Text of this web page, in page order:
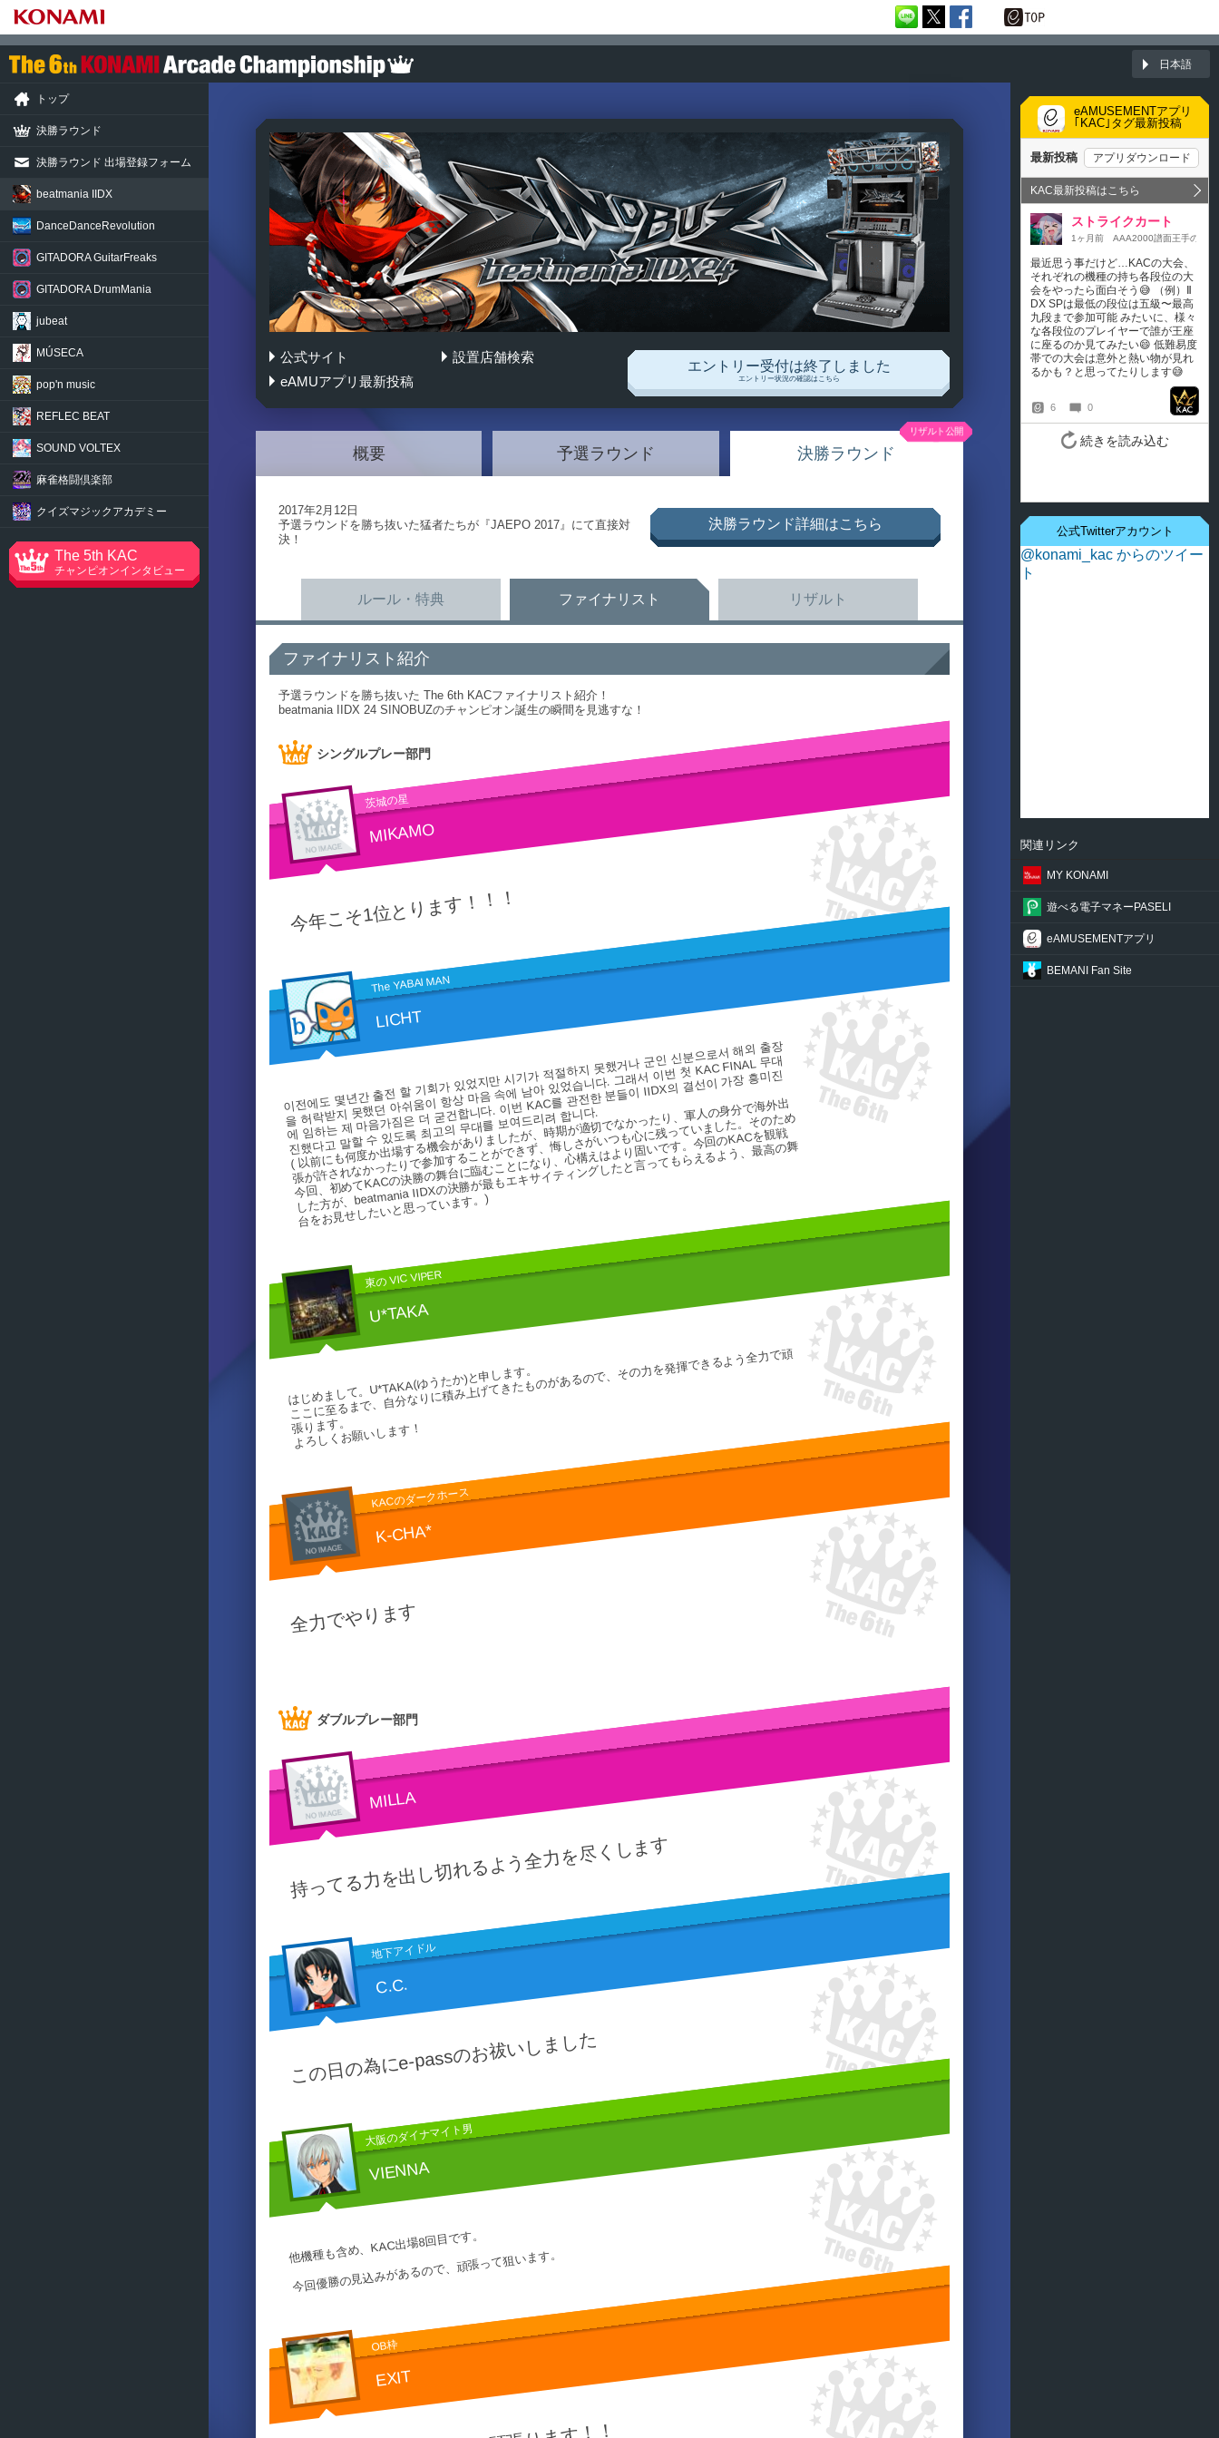
日本語
beatmania IIDX 24 SINOBUZ
公式サイト
設置店舗検索
eAMUアプリ最新投稿
エントリー受付は終了しました
エントリー状況の確認はこちら
概要 予選ラウンド 決勝ラウンド
2017年2月12日
予選ラウンドを勝ち抜いた猛者たちが『JAEPO 2017』にて直接対
決！
決勝ラウンド詳細はこちら
ルール・特典 ファイナリスト リザルト
ファイナリスト紹介
予選ラウンドを勝ち抜いた The 6th KACファイナリスト紹介！
beatmania IIDX 24 SINOBUZのチャンピオン誕生の瞬間を見逃すな！
シングルプレー部門
茨城の星
MIKAMO
今年こそ1位とります！！！
The YABAI MAN
LICHT
이전에도 몇년간 출전 할 기회가 있었지만 시기가 적절하지 못했거나 군인 신분으로서 해외 출장
을 허락받지 못했던 아쉬움이 항상 마음 속에 남아 있었습니다. 그래서 이번 첫 KAC FINAL 무대
에 임하는 제 마음가짐은 더 굳건합니다. 이번 KAC를 관전한 분들이 IIDX의 결선이 가장 흥미진
진했다고 말할 수 있도록 최고의 무대를 보여드리려 합니다.
( 以前にも何度か出場する機会がありましたが、時期が適切でなかったり、軍人の身分で海外出
張が許されなかったりで参加することができず、悔しさがいつも心に残っていました。そのため
今回、初めてKACの決勝の舞台に臨むことになり、心構えはより固いです。今回のKACを観戦
した方が、beatmania IIDXの決勝が最もエキサイティングしたと言ってもらえるよう、最高の舞
台をお見せしたいと思っています。)
東の VIC VIPER
U*TAKA
はじめまして。U*TAKA(ゆうたか)と申します。
ここに至るまで、自分なりに積み上げてきたものがあるので、その力を発揮できるよう全力で頑
張ります。
よろしくお願いします！
KACのダークホース
K-CHA*
全力でやります
ダブルプレー部門
MILLA
持ってる力を出し切れるよう全力を尽くします
地下アイドル
C.C.
この日の為にe-passのお祓いしました
大阪のダイナマイト男
VIENNA
他機種も含め、KAC出場8回目です。
今回優勝の見込みがあるので、頑張って狙います。
OB枠
EXIT
トップ
決勝ラウンド
決勝ラウンド 出場登録フォーム
beatmania IIDX
DanceDance Revolution
GITADORAGuitarFreaks
GITADORADrumMania
jubeat
MÚSECA
pop'n music
REFLEC BEAT
SOUND VOLTEX
麻雀格闘倶楽部
クイズマジック アカデミー
The 5th KAC
チャンピオンインタビュー
eAMUSEMENTアプリ
｢KAC｣タグ最新投稿
公式Twitterアカウント
@konami_kac からのツイー
ト
関連リンク
MY KONAMI
遊べる電子マネーPASELI
eAMUSEMENTアプリ
BEMANI Fan Site